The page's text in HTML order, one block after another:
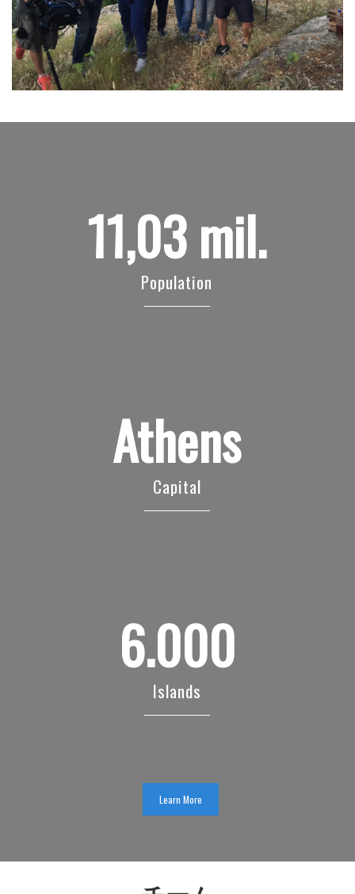
11,03 mil.
Population
Athens
Capital
6.000
Islands
Learn More